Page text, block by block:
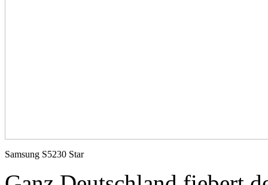
Samsung S5230 Star